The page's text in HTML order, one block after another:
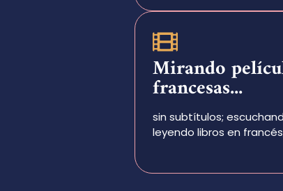
Mirando
francesas...
sin subtítulos;
leyendo libros en